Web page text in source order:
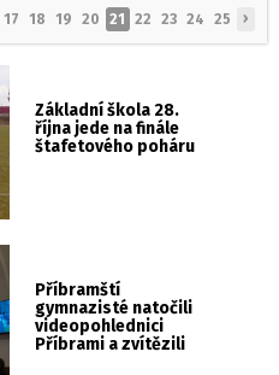
17 18 19 20 21 22 23 24 25 ›
Základní škola 28.
října jede na finále
štafetového poháru
Příbramští
gymnazisté natočili
videopohlednici
Příbrami a zvítězili